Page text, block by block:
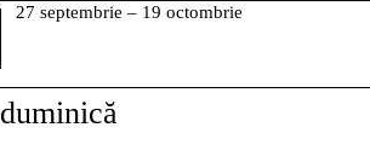
27 septembrie – 19 octombrie
duminică